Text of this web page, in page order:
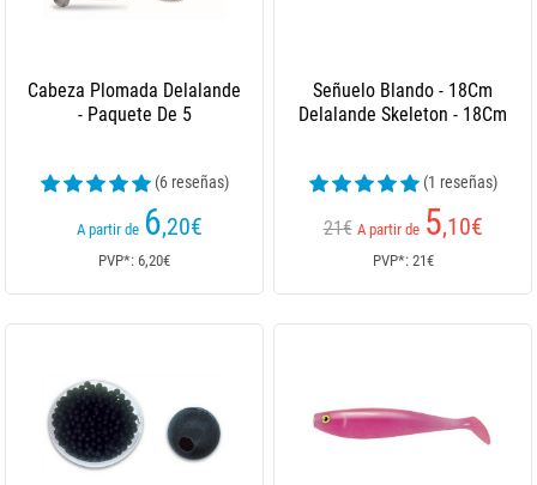
Cabeza Plomada Delalande
- Paquete De 5
(6 reseñas)
A partir de 6,20€
PVP*: 6,20€
Señuelo Blando - 18Cm
Delalande Skeleton - 18Cm
(1 reseñas)
21€ A partir de 5,10€
PVP*: 21€